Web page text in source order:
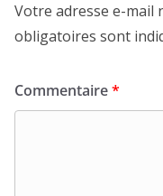
Votre adresse e-mail
obligatoires sont
Commentaire*